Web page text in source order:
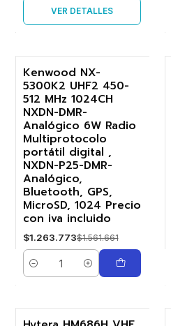
VER DETALLES
-19%
Kenwood NX-
5300K2 UHF2 450-
512 MHz 1024CH
NXDN-DMR-
Analógico 6W Radio
Multiprotocolo
portátil digital ,
NXDN-P25-DMR-
Analógico,
Bluetooth, GPS,
MicroSD, 1024 Precio
con iva incluido
$1.263.773$1.561.661
Cantidad